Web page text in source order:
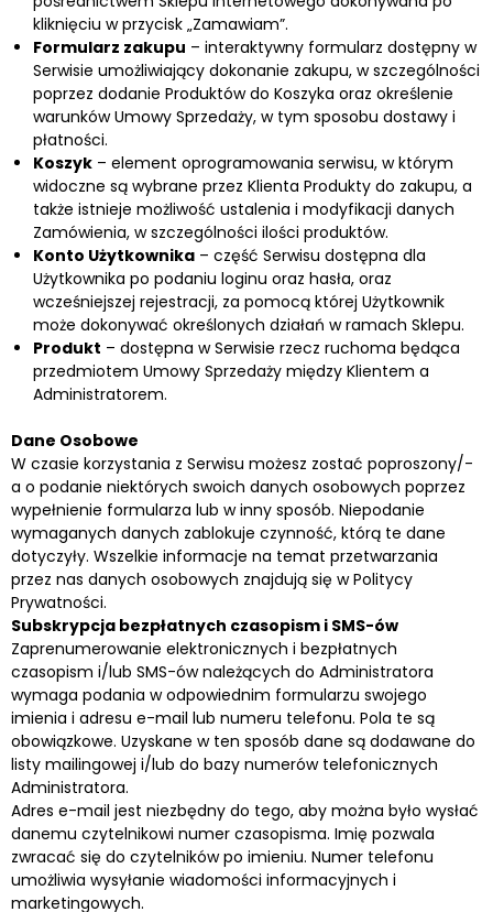
kliknięciu w przycisk „Zamawiam”.
Formularz zakupu – interaktywny formularz dostępny w
Serwisie umożliwiający dokonanie zakupu, w szczególności
poprzez dodanie Produktów do Koszyka oraz określenie
warunków Umowy Sprzedaży, w tym sposobu dostawy i
płatności.
Koszyk – element oprogramowania serwisu, w którym
widoczne są wybrane przez Klienta Produkty do zakupu, a
także istnieje możliwość ustalenia i modyfikacji danych
Zamówienia, w szczególności ilości produktów.
Konto Użytkownika – część Serwisu dostępna dla
Użytkownika po podaniu loginu oraz hasła, oraz
wcześniejszej rejestracji, za pomocą której Użytkownik
może dokonywać określonych działań w ramach Sklepu.
Produkt – dostępna w Serwisie rzecz ruchoma będąca
przedmiotem Umowy Sprzedaży między Klientem a
Administratorem.
Dane Osobowe
W czasie korzystania z Serwisu możesz zostać poproszony/-
a o podanie niektórych swoich danych osobowych poprzez
wypełnienie formularza lub w inny sposób. Niepodanie
wymaganych danych zablokuje czynność, którą te dane
dotyczyły. Wszelkie informacje na temat przetwarzania
przez nas danych osobowych znajdują się w Politycy
Prywatności.
Subskrypcja bezpłatnych czasopism i SMS-ów
Zaprenumerowanie elektronicznych i bezpłatnych
czasopism i/lub SMS-ów należących do Administratora
wymaga podania w odpowiednim formularzu swojego
imienia i adresu e-mail lub numeru telefonu. Pola te są
obowiązkowe. Uzyskane w ten sposób dane są dodawane do
listy mailingowej i/lub do bazy numerów telefonicznych
Administratora.
Adres e-mail jest niezbędny do tego, aby można było wysłać
danemu czytelnikowi numer czasopisma. Imię pozwala
zwracać się do czytelników po imieniu. Numer telefonu
umożliwia wysyłanie wiadomości informacyjnych i
marketingowych.